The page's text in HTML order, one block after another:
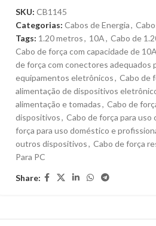
SKU: CB1145
Categorias: Cabos de Energia,
Tags: 1.20 metros, 10A, Cabo de
Cabo de força com capacidade de
de força com conectores adequados
equipamentos eletrônicos, Cabo de
alimentação de dispositivos
alimentação e tomadas, Cabo de
dispositivos, Cabo de força para
força para uso doméstico e
outros dispositivos, Cabo de força
Para PC
Share: